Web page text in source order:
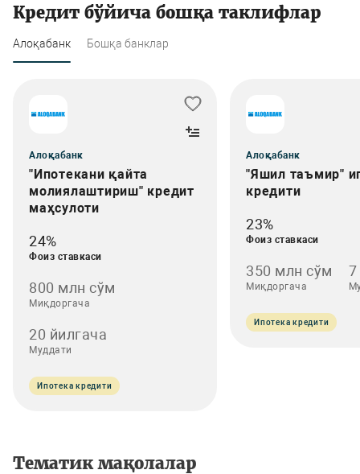
Кредит бўйича бошқа таклифлар
Алоқабанк Бошқа банклар
Алоқабанк
"Ипотекани қайта
молиялаштириш" кредит
маҳсулоти
24%
Фоиз ставкаси
800 млн сўм
Миқдоргача
20 йилгача
Муддати
Ипотека кредити
Алоқабанк
"Яшил таъмир"
кредити
23%
Фоиз ставкаси
350 млн сўм
Миқдоргача
7
Ипотека кредити
Тематик мақолалар